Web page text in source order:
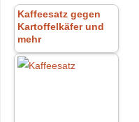
Kaffeesatz gegen
Kartoffelkäfer und
mehr